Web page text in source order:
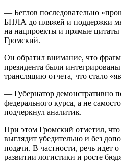
— Беглов последовательно
БПЛА до пляжей и поддержки
на нацпроекты и прямые
Громский.
Он обратил внимание, что
президента были
трансляцию отчета, что стало
— Губернатор демонстративно
федерального курса, а не
подчеркнул аналитик.
При этом Громский отметил,
выглядит убедительно и без
подачи. В частности, речь идет
развитии логистики и росте